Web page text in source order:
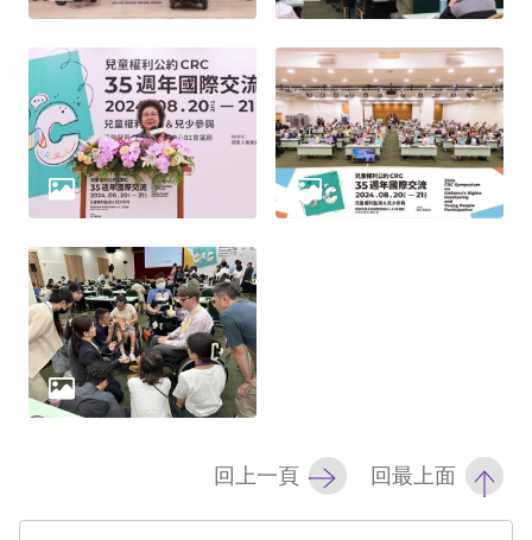
礙
網
宣
言
回上一頁 回最上面